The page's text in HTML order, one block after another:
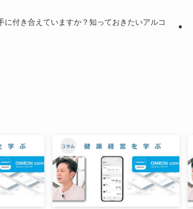
に付き合えていますか？知っておきたいアルコ